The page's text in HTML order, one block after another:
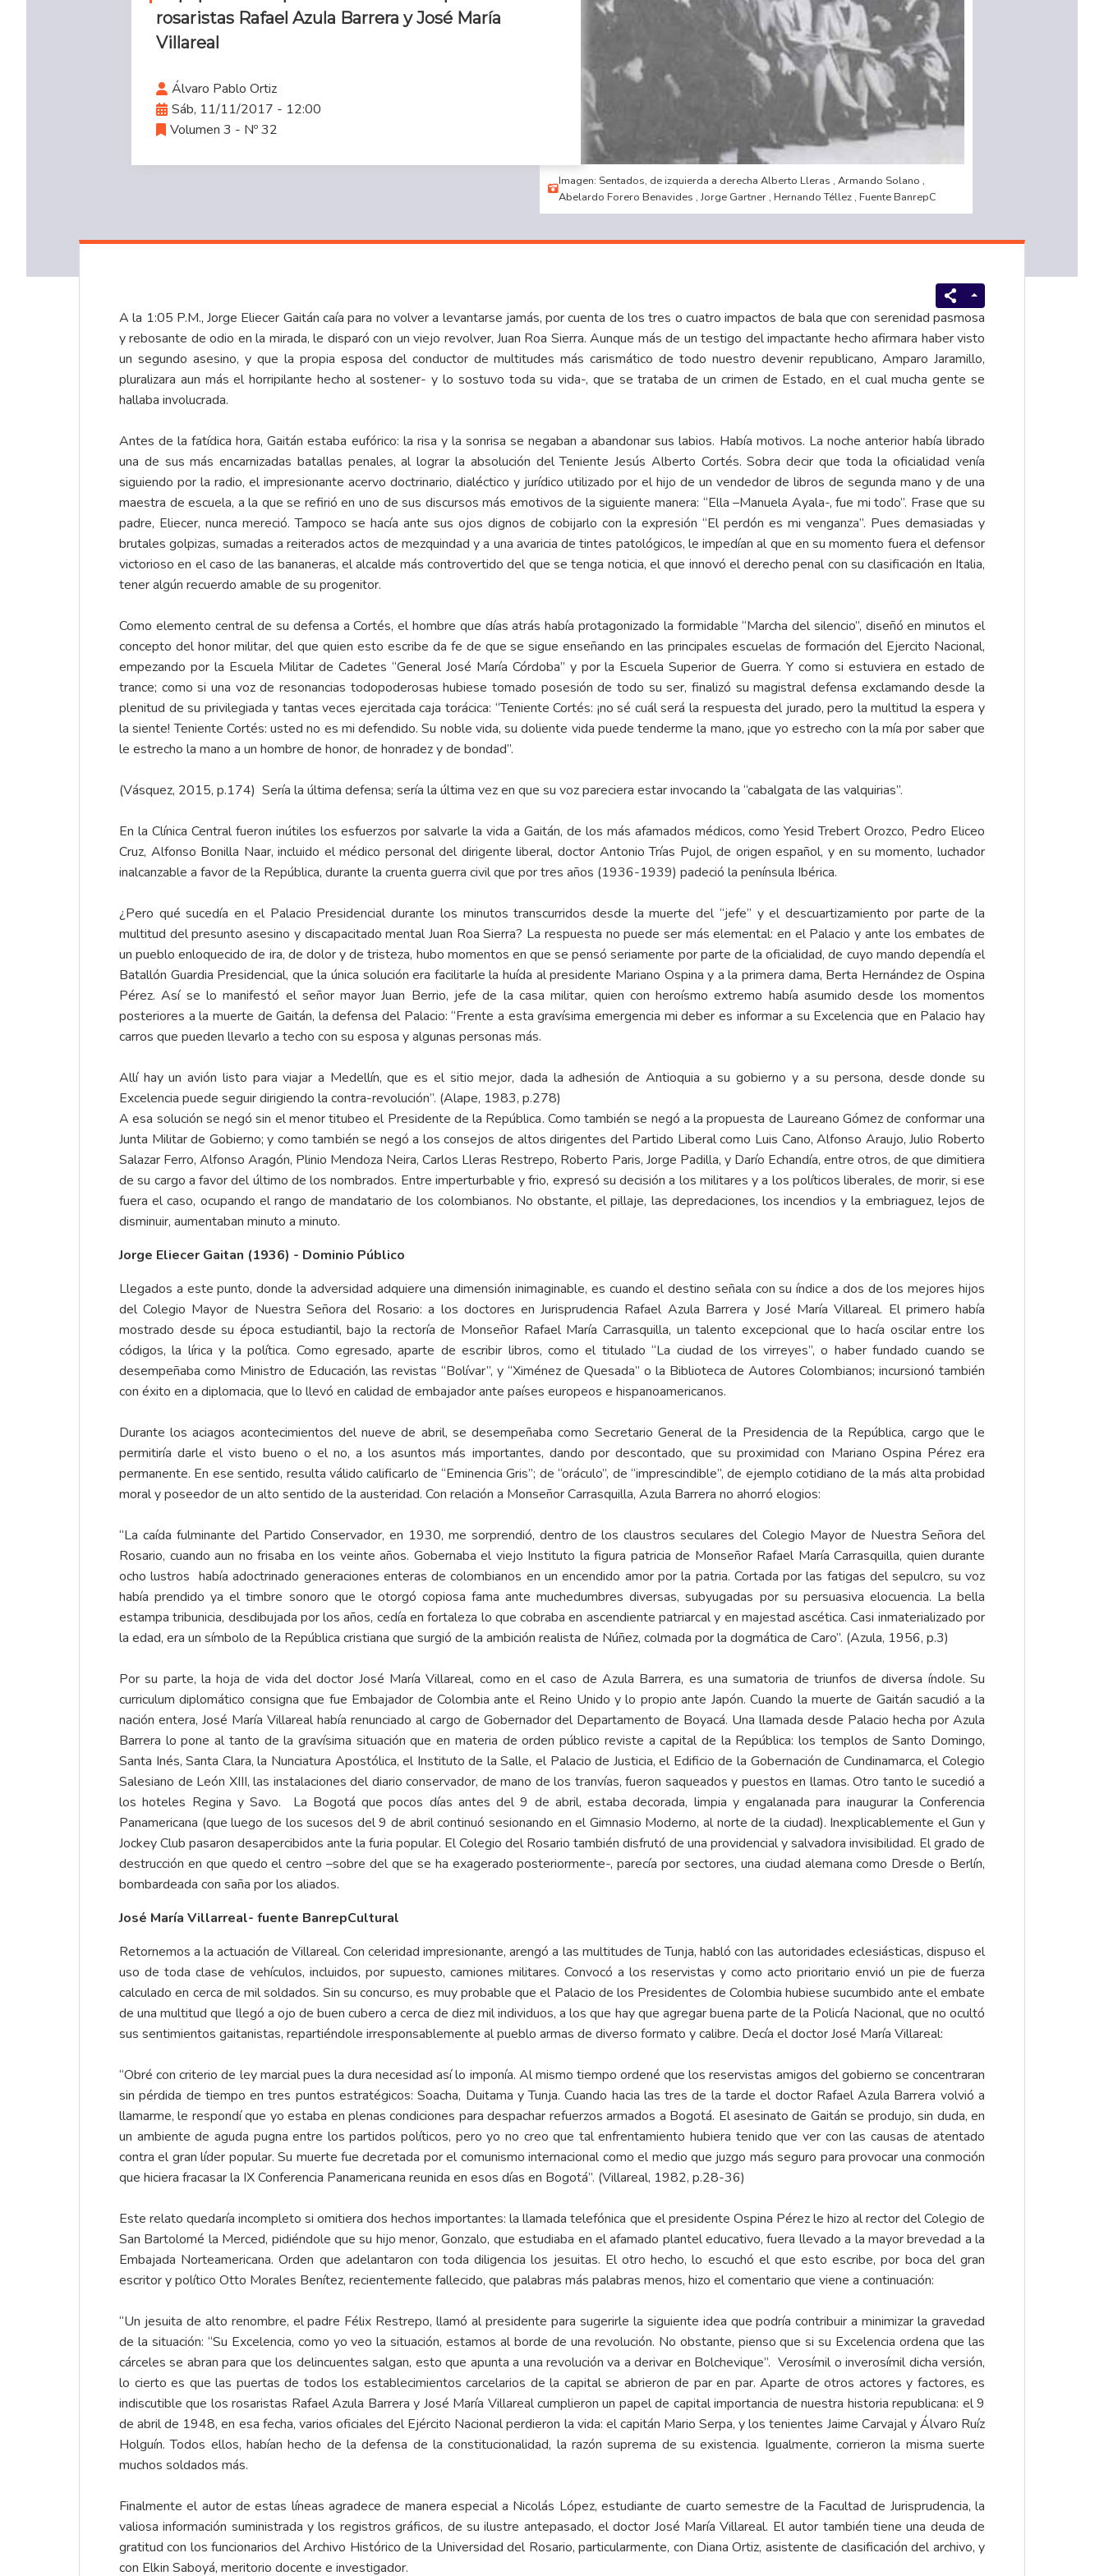
rosaristas Rafael Azula Barrera y José María
Villareal
Álvaro Pablo Ortiz
Sáb, 11/11/2017 - 12:00
Volumen 3 - Nº 32
Imagen: Sentados, de izquierda a derecha Alberto Lleras , Armando Solano ,
Abelardo Forero Benavides , Jorge Gartner , Hernando Téllez , Fuente BanrepC
A la 1:05 P.M., Jorge Eliecer Gaitán caía para no volver a levantarse jamás, por cuenta de los tres o cuatro impactos de bala que con serenidad pasmosa
y rebosante de odio en la mirada, le disparó con un viejo revolver, Juan Roa Sierra. Aunque más de un testigo del impactante hecho afirmara haber visto
un segundo asesino, y que la propia esposa del conductor de multitudes más carismático de todo nuestro devenir republicano, Amparo Jaramillo,
pluralizara aun más el horripilante hecho al sostener- y lo sostuvo toda su vida-, que se trataba de un crimen de Estado, en el cual mucha gente se
hallaba involucrada.
Antes de la fatídica hora, Gaitán estaba eufórico: la risa y la sonrisa se negaban a abandonar sus labios. Había motivos. La noche anterior había librado
una de sus más encarnizadas batallas penales, al lograr la absolución del Teniente Jesús Alberto Cortés. Sobra decir que toda la oficialidad venía
siguiendo por la radio, el impresionante acervo doctrinario, dialéctico y jurídico utilizado por el hijo de un vendedor de libros de segunda mano y de una
maestra de escuela, a la que se refirió en uno de sus discursos más emotivos de la siguiente manera: “Ella –Manuela Ayala-, fue mi todo”. Frase que su
padre, Eliecer, nunca mereció. Tampoco se hacía ante sus ojos dignos de cobijarlo con la expresión “El perdón es mi venganza”. Pues demasiadas y
brutales golpizas, sumadas a reiterados actos de mezquindad y a una avaricia de tintes patológicos, le impedían al que en su momento fuera el defensor
victorioso en el caso de las bananeras, el alcalde más controvertido del que se tenga noticia, el que innovó el derecho penal con su clasificación en Italia,
tener algún recuerdo amable de su progenitor.
Como elemento central de su defensa a Cortés, el hombre que días atrás había protagonizado la formidable “Marcha del silencio”, diseñó en minutos el
concepto del honor militar, del que quien esto escribe da fe de que se sigue enseñando en las principales escuelas de formación del Ejercito Nacional,
empezando por la Escuela Militar de Cadetes “General José María Córdoba” y por la Escuela Superior de Guerra. Y como si estuviera en estado de
trance; como si una voz de resonancias todopoderosas hubiese tomado posesión de todo su ser, finalizó su magistral defensa exclamando desde la
plenitud de su privilegiada y tantas veces ejercitada caja torácica: “Teniente Cortés: ¡no sé cuál será la respuesta del jurado, pero la multitud la espera y
la siente! Teniente Cortés: usted no es mi defendido. Su noble vida, su doliente vida puede tenderme la mano, ¡que yo estrecho con la mía por saber que
le estrecho la mano a un hombre de honor, de honradez y de bondad”.
(Vásquez, 2015, p.174) Sería la última defensa; sería la última vez en que su voz pareciera estar invocando la “cabalgata de las valquirias”.
En la Clínica Central fueron inútiles los esfuerzos por salvarle la vida a Gaitán, de los más afamados médicos, como Yesid Trebert Orozco, Pedro Eliceo
Cruz, Alfonso Bonilla Naar, incluido el médico personal del dirigente liberal, doctor Antonio Trías Pujol, de origen español, y en su momento, luchador
inalcanzable a favor de la República, durante la cruenta guerra civil que por tres años (1936-1939) padeció la península Ibérica.
¿Pero qué sucedía en el Palacio Presidencial durante los minutos transcurridos desde la muerte del “jefe” y el descuartizamiento por parte de la
multitud del presunto asesino y discapacitado mental Juan Roa Sierra? La respuesta no puede ser más elemental: en el Palacio y ante los embates de
un pueblo enloquecido de ira, de dolor y de tristeza, hubo momentos en que se pensó seriamente por parte de la oficialidad, de cuyo mando dependía el
Batallón Guardia Presidencial, que la única solución era facilitarle la huída al presidente Mariano Ospina y a la primera dama, Berta Hernández de Ospina
Pérez. Así se lo manifestó el señor mayor Juan Berrio, jefe de la casa militar, quien con heroísmo extremo había asumido desde los momentos
posteriores a la muerte de Gaitán, la defensa del Palacio: “Frente a esta gravísima emergencia mi deber es informar a su Excelencia que en Palacio hay
carros que pueden llevarlo a techo con su esposa y algunas personas más.
Allí hay un avión listo para viajar a Medellín, que es el sitio mejor, dada la adhesión de Antioquia a su gobierno y a su persona, desde donde su
Excelencia puede seguir dirigiendo la contra-revolución”. (Alape, 1983, p.278)
A esa solución se negó sin el menor titubeo el Presidente de la República. Como también se negó a la propuesta de Laureano Gómez de conformar una
Junta Militar de Gobierno; y como también se negó a los consejos de altos dirigentes del Partido Liberal como Luis Cano, Alfonso Araujo, Julio Roberto
Salazar Ferro, Alfonso Aragón, Plinio Mendoza Neira, Carlos Lleras Restrepo, Roberto Paris, Jorge Padilla, y Darío Echandía, entre otros, de que dimitiera
de su cargo a favor del último de los nombrados. Entre imperturbable y frio, expresó su decisión a los militares y a los políticos liberales, de morir, si ese
fuera el caso, ocupando el rango de mandatario de los colombianos. No obstante, el pillaje, las depredaciones, los incendios y la embriaguez, lejos de
disminuir, aumentaban minuto a minuto.
Jorge Eliecer Gaitan (1936) - Dominio Público
Llegados a este punto, donde la adversidad adquiere una dimensión inimaginable, es cuando el destino señala con su índice a dos de los mejores hijos
del Colegio Mayor de Nuestra Señora del Rosario: a los doctores en Jurisprudencia Rafael Azula Barrera y José María Villareal. El primero había
mostrado desde su época estudiantil, bajo la rectoría de Monseñor Rafael María Carrasquilla, un talento excepcional que lo hacía oscilar entre los
códigos, la lírica y la política. Como egresado, aparte de escribir libros, como el titulado “La ciudad de los virreyes”, o haber fundado cuando se
desempeñaba como Ministro de Educación, las revistas “Bolívar”, y “Ximénez de Quesada” o la Biblioteca de Autores Colombianos; incursionó también
con éxito en a diplomacia, que lo llevó en calidad de embajador ante países europeos e hispanoamericanos.
Durante los aciagos acontecimientos del nueve de abril, se desempeñaba como Secretario General de la Presidencia de la República, cargo que le
permitiría darle el visto bueno o el no, a los asuntos más importantes, dando por descontado, que su proximidad con Mariano Ospina Pérez era
permanente. En ese sentido, resulta válido calificarlo de “Eminencia Gris”; de “oráculo”, de “imprescindible”, de ejemplo cotidiano de la más alta probidad
moral y poseedor de un alto sentido de la austeridad. Con relación a Monseñor Carrasquilla, Azula Barrera no ahorró elogios:
“La caída fulminante del Partido Conservador, en 1930, me sorprendió, dentro de los claustros seculares del Colegio Mayor de Nuestra Señora del
Rosario, cuando aun no frisaba en los veinte años. Gobernaba el viejo Instituto la figura patricia de Monseñor Rafael María Carrasquilla, quien durante
ocho lustros había adoctrinado generaciones enteras de colombianos en un encendido amor por la patria. Cortada por las fatigas del sepulcro, su voz
había prendido ya el timbre sonoro que le otorgó copiosa fama ante muchedumbres diversas, subyugadas por su persuasiva elocuencia. La bella
estampa tribunicia, desdibujada por los años, cedía en fortaleza lo que cobraba en ascendiente patriarcal y en majestad ascética. Casi inmaterializado por
la edad, era un símbolo de la República cristiana que surgió de la ambición realista de Núñez, colmada por la dogmática de Caro”. (Azula, 1956, p.3)
Por su parte, la hoja de vida del doctor José María Villareal, como en el caso de Azula Barrera, es una sumatoria de triunfos de diversa índole. Su
curriculum diplomático consigna que fue Embajador de Colombia ante el Reino Unido y lo propio ante Japón. Cuando la muerte de Gaitán sacudió a la
nación entera, José María Villareal había renunciado al cargo de Gobernador del Departamento de Boyacá. Una llamada desde Palacio hecha por Azula
Barrera lo pone al tanto de la gravísima situación que en materia de orden público reviste a capital de la República: los templos de Santo Domingo,
Santa Inés, Santa Clara, la Nunciatura Apostólica, el Instituto de la Salle, el Palacio de Justicia, el Edificio de la Gobernación de Cundinamarca, el Colegio
Salesiano de León XIII, las instalaciones del diario conservador, de mano de los tranvías, fueron saqueados y puestos en llamas. Otro tanto le sucedió a
los hoteles Regina y Savo. La Bogotá que pocos días antes del 9 de abril, estaba decorada, limpia y engalanada para inaugurar la Conferencia
Panamericana (que luego de los sucesos del 9 de abril continuó sesionando en el Gimnasio Moderno, al norte de la ciudad). Inexplicablemente el Gun y
Jockey Club pasaron desapercibidos ante la furia popular. El Colegio del Rosario también disfrutó de una providencial y salvadora invisibilidad. El grado de
destrucción en que quedo el centro –sobre del que se ha exagerado posteriormente-, parecía por sectores, una ciudad alemana como Dresde o Berlín,
bombardeada con saña por los aliados.
José María Villarreal- fuente BanrepCultural
Retornemos a la actuación de Villareal. Con celeridad impresionante, arengó a las multitudes de Tunja, habló con las autoridades eclesiásticas, dispuso el
uso de toda clase de vehículos, incluidos, por supuesto, camiones militares. Convocó a los reservistas y como acto prioritario envió un pie de fuerza
calculado en cerca de mil soldados. Sin su concurso, es muy probable que el Palacio de los Presidentes de Colombia hubiese sucumbido ante el embate
de una multitud que llegó a ojo de buen cubero a cerca de diez mil individuos, a los que hay que agregar buena parte de la Policía Nacional, que no ocultó
sus sentimientos gaitanistas, repartiéndole irresponsablemente al pueblo armas de diverso formato y calibre. Decía el doctor José María Villareal:
“Obré con criterio de ley marcial pues la dura necesidad así lo imponía. Al mismo tiempo ordené que los reservistas amigos del gobierno se concentraran
sin pérdida de tiempo en tres puntos estratégicos: Soacha, Duitama y Tunja. Cuando hacia las tres de la tarde el doctor Rafael Azula Barrera volvió a
llamarme, le respondí que yo estaba en plenas condiciones para despachar refuerzos armados a Bogotá. El asesinato de Gaitán se produjo, sin duda, en
un ambiente de aguda pugna entre los partidos políticos, pero yo no creo que tal enfrentamiento hubiera tenido que ver con las causas de atentado
contra el gran líder popular. Su muerte fue decretada por el comunismo internacional como el medio que juzgo más seguro para provocar una conmoción
que hiciera fracasar la IX Conferencia Panamericana reunida en esos días en Bogotá”. (Villareal, 1982, p.28-36)
Este relato quedaría incompleto si omitiera dos hechos importantes: la llamada telefónica que el presidente Ospina Pérez le hizo al rector del Colegio de
San Bartolomé la Merced, pidiéndole que su hijo menor, Gonzalo, que estudiaba en el afamado plantel educativo, fuera llevado a la mayor brevedad a la
Embajada Norteamericana. Orden que adelantaron con toda diligencia los jesuitas. El otro hecho, lo escuchó el que esto escribe, por boca del gran
escritor y político Otto Morales Benítez, recientemente fallecido, que palabras más palabras menos, hizo el comentario que viene a continuación:
“Un jesuita de alto renombre, el padre Félix Restrepo, llamó al presidente para sugerirle la siguiente idea que podría contribuir a minimizar la gravedad
de la situación: “Su Excelencia, como yo veo la situación, estamos al borde de una revolución. No obstante, pienso que si su Excelencia ordena que las
cárceles se abran para que los delincuentes salgan, esto que apunta a una revolución va a derivar en Bolchevique”. Verosímil o inverosímil dicha versión,
lo cierto es que las puertas de todos los establecimientos carcelarios de la capital se abrieron de par en par. Aparte de otros actores y factores, es
indiscutible que los rosaristas Rafael Azula Barrera y José María Villareal cumplieron un papel de capital importancia de nuestra historia republicana: el 9
de abril de 1948, en esa fecha, varios oficiales del Ejército Nacional perdieron la vida: el capitán Mario Serpa, y los tenientes Jaime Carvajal y Álvaro Ruíz
Holguín. Todos ellos, habían hecho de la defensa de la constitucionalidad, la razón suprema de su existencia. Igualmente, corrieron la misma suerte
muchos soldados más.
Finalmente el autor de estas líneas agradece de manera especial a Nicolás López, estudiante de cuarto semestre de la Facultad de Jurisprudencia, la
valiosa información suministrada y los registros gráficos, de su ilustre antepasado, el doctor José María Villareal. El autor también tiene una deuda de
gratitud con los funcionarios del Archivo Histórico de la Universidad del Rosario, particularmente, con Diana Ortiz, asistente de clasificación del archivo, y
con Elkin Saboyá, meritorio docente e investigador.